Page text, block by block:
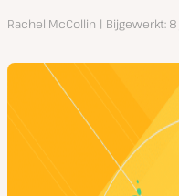
Auteur
Rachel McCollin Bijgewerkt